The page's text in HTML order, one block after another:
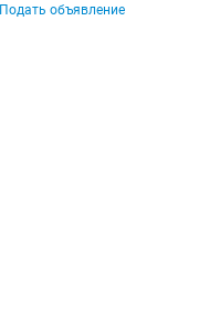
Подать объявление